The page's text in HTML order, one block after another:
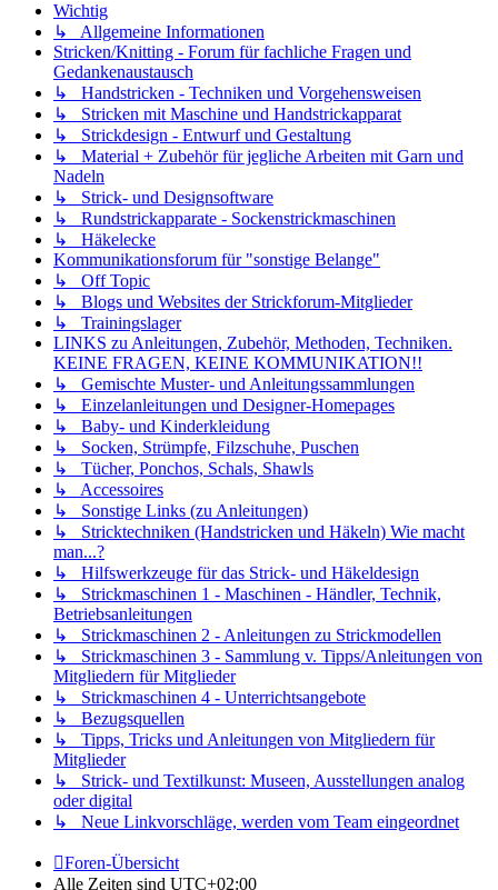
Wichtig
↳ Allgemeine Informationen
Stricken/Knitting - Forum für fachliche Fragen und
Gedankenaustausch
↳ Handstricken - Techniken und Vorgehensweisen
↳ Stricken mit Maschine und Handstrickapparat
↳ Strickdesign - Entwurf und Gestaltung
↳ Material + Zubehör für jegliche Arbeiten mit Garn und
Nadeln
↳ Strick- und Designsoftware
↳ Rundstrickapparate - Sockenstrickmaschinen
↳ Häkelecke
Kommunikationsforum für "sonstige Belange"
↳ Off Topic
↳ Blogs und Websites der Strickforum-Mitglieder
↳ Trainingslager
LINKS zu Anleitungen, Zubehör, Methoden, Techniken.
KEINE FRAGEN, KEINE KOMMUNIKATION!!
↳ Gemischte Muster- und Anleitungssammlungen
↳ Einzelanleitungen und Designer-Homepages
↳ Baby- und Kinderkleidung
↳ Socken, Strümpfe, Filzschuhe, Puschen
↳ Tücher, Ponchos, Schals, Shawls
↳ Accessoires
↳ Sonstige Links (zu Anleitungen)
↳ Stricktechniken (Handstricken und Häkeln) Wie macht
man...?
↳ Hilfswerkzeuge für das Strick- und Häkeldesign
↳ Strickmaschinen 1 - Maschinen - Händler, Technik,
Betriebsanleitungen
↳ Strickmaschinen 2 - Anleitungen zu Strickmodellen
↳ Strickmaschinen 3 - Sammlung v. Tipps/Anleitungen von
Mitgliedern für Mitglieder
↳ Strickmaschinen 4 - Unterrichtsangebote
↳ Bezugsquellen
↳ Tipps, Tricks und Anleitungen von Mitgliedern für
Mitglieder
↳ Strick- und Textilkunst: Museen, Ausstellungen analog
oder digital
↳ Neue Linkvorschläge, werden vom Team eingeordnet
Foren-Übersicht
Alle Zeiten sind UTC+02:00